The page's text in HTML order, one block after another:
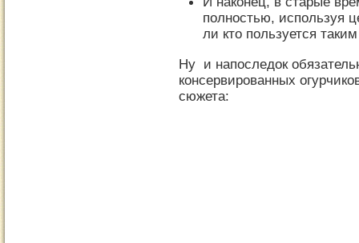
полностью, используя
ли кто пользуется
Ну и напоследок
консервированных
сюжета: